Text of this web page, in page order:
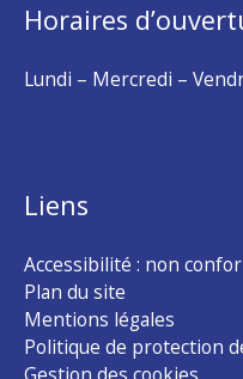
Horaires
Lundi – Mercredi –
Liens
Accessibilité : non
Plan du site
Mentions légales
Politique de protection
Gestion des cookies